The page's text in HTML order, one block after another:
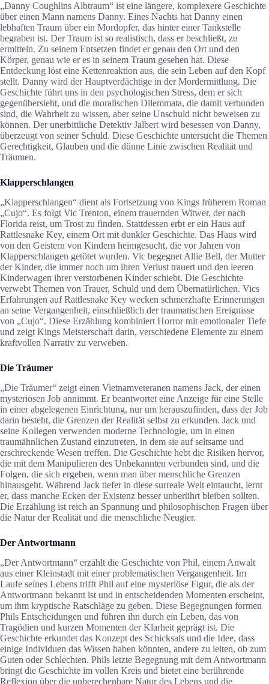
„Danny Coughlins Albtraum“ ist eine längere, komplexere Geschichte
über einen Mann namens Danny. Eines Nachts hat Danny einen
lebhaften Traum über ein Mordopfer, das hinter einer Tankstelle
begraben ist. Der Traum ist so realistisch, dass er beschließt, zu
ermitteln. Zu seinem Entsetzen findet er genau den Ort und den
Körper, genau wie er es in seinem Traum gesehen hat. Diese
Entdeckung löst eine Kettenreaktion aus, die sein Leben auf den Kopf
stellt. Danny wird der Hauptverdächtige in der Mordermittlung. Die
Geschichte führt uns in den psychologischen Stress, dem er sich
gegenübersieht, und die moralischen Dilemmata, die damit verbunden
sind, die Wahrheit zu wissen, aber seine Unschuld nicht beweisen zu
können. Der unerbittliche Detektiv Jalbert wird besessen von Danny,
überzeugt von seiner Schuld. Diese Geschichte untersucht die Themen
Gerechtigkeit, Glauben und die dünne Linie zwischen Realität und
Träumen.
Klapperschlangen
„Klapperschlangen“ dient als Fortsetzung von Kings früherem Roman
„Cujo“. Es folgt Vic Trenton, einem trauernden Witwer, der nach
Florida reist, um Trost zu finden. Stattdessen erbt er ein Haus auf
Rattlesnake Key, einem Ort mit dunkler Geschichte. Das Haus wird
von den Geistern von Kindern heimgesucht, die vor Jahren von
Klapperschlangen getötet wurden. Vic begegnet Allie Bell, der Mutter
der Kinder, die immer noch um ihren Verlust trauert und den leeren
Kinderwagen ihrer verstorbenen Kinder schiebt. Die Geschichte
verwebt Themen von Trauer, Schuld und dem Übernatürlichen. Vics
Erfahrungen auf Rattlesnake Key wecken schmerzhafte Erinnerungen
an seine Vergangenheit, einschließlich der traumatischen Ereignisse
von „Cujo“. Diese Erzählung kombiniert Horror mit emotionaler Tiefe
und zeigt Kings Meisterschaft darin, verschiedene Elemente zu einem
kraftvollen Narrativ zu verweben.
Die Träumer
„Die Träumer“ zeigt einen Vietnamveteranen namens Jack, der einen
mysteriösen Job annimmt. Er beantwortet eine Anzeige für eine Stelle
in einer abgelegenen Einrichtung, nur um herauszufinden, dass der Job
darin besteht, die Grenzen der Realität selbst zu erkunden. Jack und
seine Kollegen verwenden moderne Technologie, um in einen
traumähnlichen Zustand einzutreten, in dem sie auf seltsame und
erschreckende Wesen treffen. Die Geschichte hebt die Risiken hervor,
die mit dem Manipulieren des Unbekannten verbunden sind, und die
Folgen, die sich ergeben, wenn man über menschliche Grenzen
hinausgeht. Während Jack tiefer in diese surreale Welt eintaucht, lernt
er, dass manche Ecken der Existenz besser unberührt bleiben sollten.
Die Erzählung ist reich an Spannung und philosophischen Fragen über
die Natur der Realität und die menschliche Neugier.
Der Antwortmann
„Der Antwortmann“ erzählt die Geschichte von Phil, einem Anwalt
aus einer Kleinstadt mit einer problematischen Vergangenheit. Im
Laufe seines Lebens trifft Phil auf eine mysteriöse Figur, die als der
Antwortmann bekannt ist und in entscheidenden Momenten erscheint,
um ihm kryptische Ratschläge zu geben. Diese Begegnungen formen
Phils Entscheidungen und führen ihn durch ein Leben, das von
Tragödien und kurzen Momenten der Klarheit geprägt ist. Die
Geschichte erkundet das Konzept des Schicksals und die Idee, dass
einige Individuen das Wissen haben könnten, andere zu leiten, ob zum
Guten oder Schlechten. Phils letzte Begegnung mit dem Antwortmann
bringt die Geschichte im vollen Kreis und bietet eine berührende
Reflexion über die unberechenbare Natur des Lebens und die